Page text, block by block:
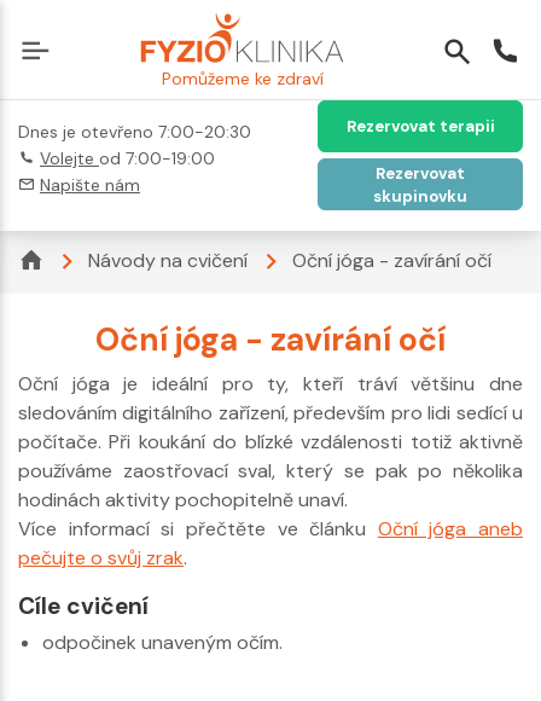
Pomůžeme ke zdraví
Dnes je otevřeno 7:00-20:30
Volejte od 7:00-19:00
Napište nám
Rezervovat terapii
Rezervovat
skupinovku
Návody na cvičení Oční jóga - zavírání očí
Oční jóga - zavírání očí
Oční jóga je ideální pro ty, kteří tráví většinu dne
sledováním digitálního zařízení, především pro lidi sedící u
počítače. Při koukání do blízké vzdálenosti totiž aktivně
používáme zaostřovací sval, který se pak po několika
hodinách aktivity pochopitelně unaví.
Více informací si přečtěte ve článku Oční jóga aneb
pečujte o svůj zrak.
Cíle cvičení
odpočinek unaveným očím.